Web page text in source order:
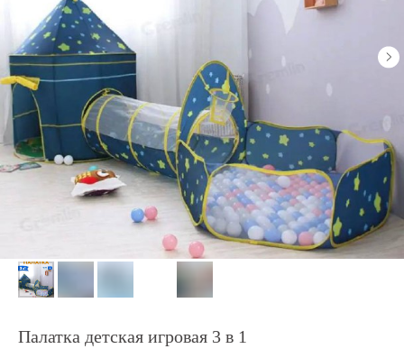
Палатка детская игровая 3 в 1